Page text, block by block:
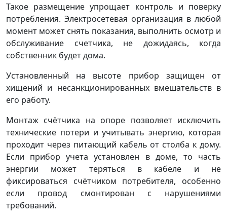
Такое размещение упрощает контроль и поверку
потребления. Электросетевая организация в любой
момент может снять показания, выполнить осмотр и
обслуживание счетчика, не дожидаясь, когда
собственник будет дома.
Установленный на высоте прибор защищен от
хищений и несанкционированных вмешательств в
его работу.
Монтаж счётчика на опоре позволяет исключить
технические потери и учитывать энергию, которая
проходит через питающий кабель от столба к дому.
Если прибор учета установлен в доме, то часть
энергии может теряться в кабеле и не
фиксироваться счётчиком потребителя, особенно
если провод смонтирован с нарушениями
требований.